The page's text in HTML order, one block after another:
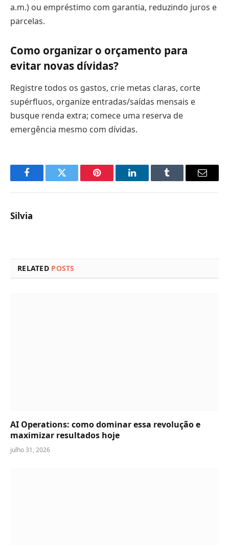
a.m.) ou empréstimo com garantia, reduzindo juros e
parcelas.
Como organizar o orçamento para
evitar novas dívidas?
Registre todos os gastos, crie metas claras, corte
supérfluos, organize entradas/saídas mensais e
busque renda extra; comece uma reserva de
emergência mesmo com dívidas.
FacebookTwitter Pinterest LinkedInTumblr Email
Silvia
RELATED POSTS
AI Operations: como dominar essa revolução e
maximizar resultados hoje
julho 31, 2026